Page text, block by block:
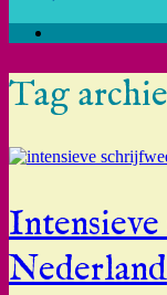
Tag
Nederland